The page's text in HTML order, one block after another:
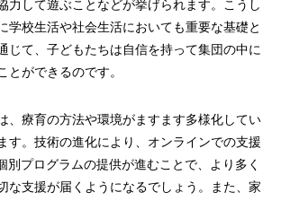
力して遊ぶことなどが挙げられます。こうし
学校生活や社会生活においても重要な基礎と
じて、子どもたちは自信を持って集団の中に
とができるのです。
、療育の方法や環境がますます多様化してい
す。技術の進化により、オンラインでの支援
別プログラムの提供が進むことで、より多く
な支援が届くようになるでしょう。また、家